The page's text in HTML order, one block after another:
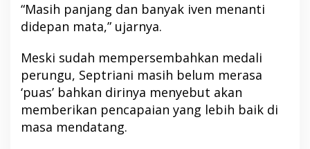
“Masih panjang dan banyak iven menanti
didepan mata,” ujarnya.
Meski sudah mempersembahkan medali
perungu, Septriani masih belum merasa
‘puas’ bahkan dirinya menyebut akan
memberikan pencapaian yang lebih baik di
masa mendatang.